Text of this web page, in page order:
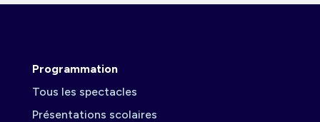
Programmation
Tous les spectacles
Présentations scolaires